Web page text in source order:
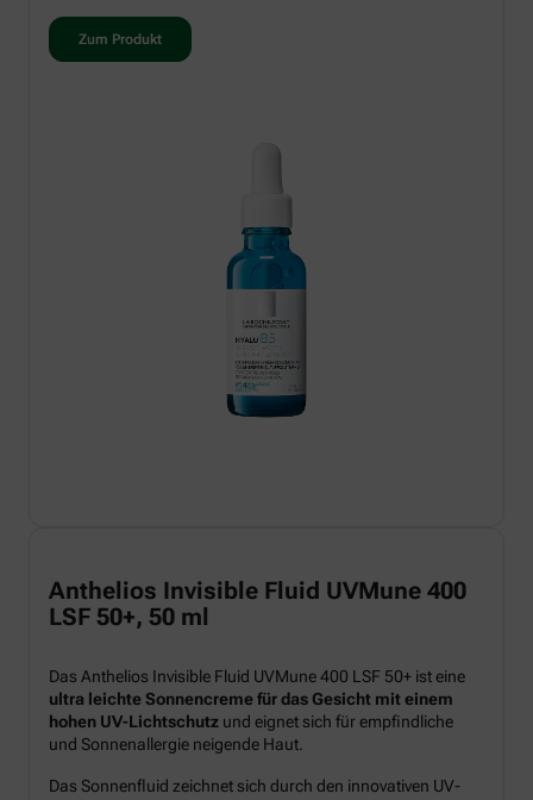
Zum Produkt
Anthelios Invisible Fluid UVMune 400
LSF 50+, 50 ml
Das Anthelios Invisible Fluid UVMune 400 LSF 50+ ist eine
ultra leichte Sonnencreme für das Gesicht mit einem
hohen UV-Lichtschutz und eignet sich für empfindliche
und Sonnenallergie neigende Haut.
Das Sonnenfluid zeichnet sich durch den innovativen UV-